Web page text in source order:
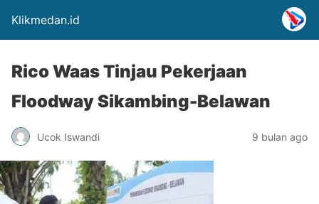
Klikmedan.id
Rico Waas Tinjau Pekerjaan
Floodway Sikambing-Belawan
Ucok Iswandi 9 bulan ago